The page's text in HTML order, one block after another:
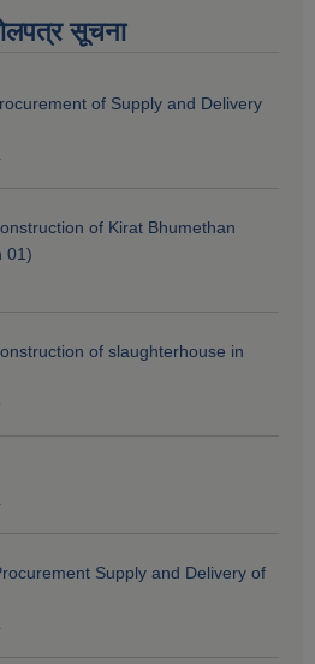
सूचना
of Supply and Delivery
of Kirat Bhumethan
01)
of slaughterhouse in
Supply and Delivery of